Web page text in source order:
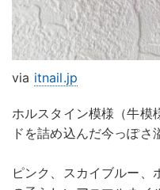
via itnail.jp
ホルスタイン模様（牛
ドを詰め込んだ今っぽさ
ピンク、スカイブルー、